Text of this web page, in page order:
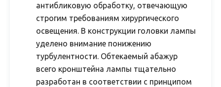
антибликовую обработку, отвечающую
строгим требованиям хирургического
освещения. В конструкции головки лампы
уделено внимание понижению
турбулентности. Обтекаемый абажур
всего кронштейна лампы тщательно
разработан в соответствии с принципом